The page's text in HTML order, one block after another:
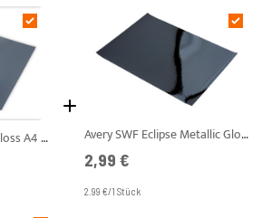
Avery SWF Black Metallic Gloss A4 Muster Avery SWF Eclipse Metallic Gloss A4 Muster
2,99 €
2.99 €/1 Stück